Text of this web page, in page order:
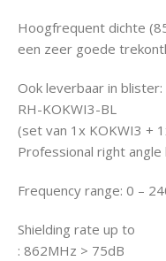
Hoogfrequent dichte
een zeer goede
Ook leverbaar in blister:
RH-KOKWI3-BL
(set van 1x KOKWI3 +
Professional right
Frequency range: 0 –
Shielding rate up to
: 862MHz > 75dB